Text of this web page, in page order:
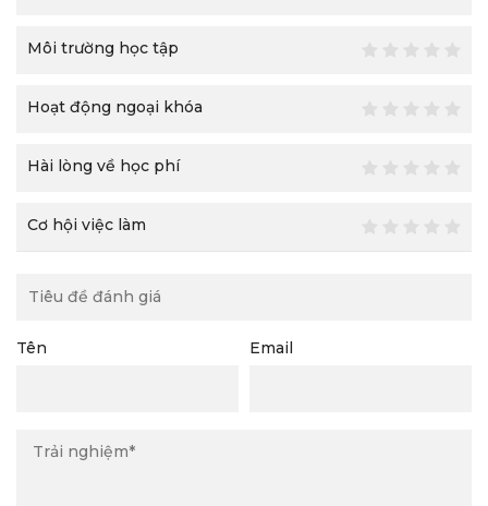
Môi trường học tập
Hoạt động ngoại khóa
Hài lòng về học phí
Cơ hội việc làm
Tên Email